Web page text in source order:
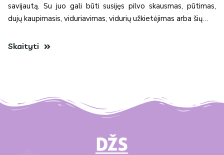
savijautą. Su juo gali būti susijęs pilvo skausmas, pūtimas,
dujų kaupimasis, viduriavimas, vidurių užkietėjimas arba šių…
Skaityti